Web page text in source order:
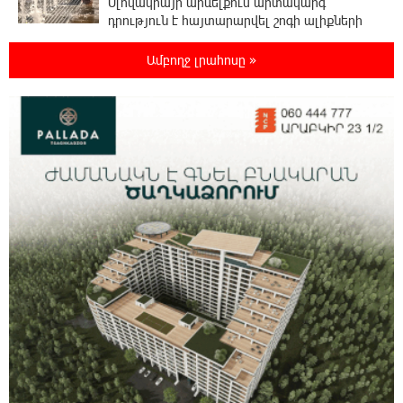
դրություն է հայտարարվել շոգի ալիքների
Երթևեկության կազմակերպման
փոփոխություն տեղի կունենա
19:35:21 7-08-2026
Հայաստանի հավաքականի նախկին
մարզիչը կգլխավորի Ղազախստանի
հավաքականը
19:17:59 7-08-2026
ԱԱԾ-ն զեկույց է ներկայացրել
18:58:46 7-08-2026
Թրամփը ասել է, որ հանրապետականները
կարող են պարտվել Կոնգրեսի միջանկյալ
Ամբողջ լրահոսը »